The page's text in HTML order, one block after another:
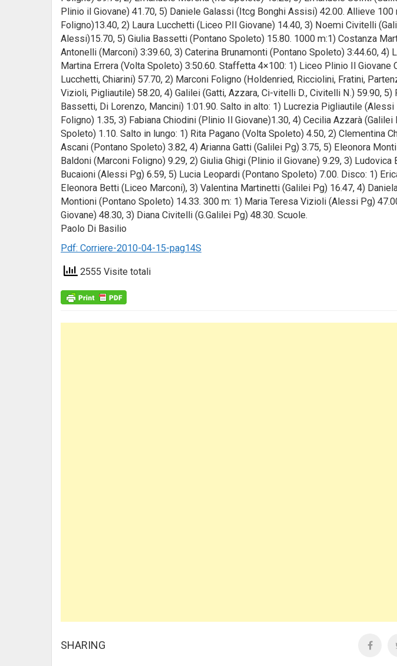
Plinio il Giovane) 41.70, 5) Daniele Galassi (Itcg Bonghi Assisi) 42.00. Allieve
Foligno)13.40, 2) Laura Lucchetti (Liceo P.Il Giovane) 14.40, 3) Noemi Civitelli
Alessi)15.70, 5) Giulia Bassetti (Pontano Spoleto) 15.80. 1000 m:1) Costanza
Antonelli (Marconi) 3:39.60, 3) Caterina Brunamonti (Pontano Spoleto) 3:44.60,
Martina Errera (Volta Spoleto) 3:50.60. Staffetta 4×100: 1) Liceo Plinio Il Giovane
Lucchetti, Chiarini) 57.70, 2) Marconi Foligno (Holdenried, Ricciolini, Fratini,
Vizioli, Pigliautile) 58.20, 4) Galilei (Gatti, Azzara, Ci-vitelli D., Civitelli N.) 59.90,
Bassetti, Di Lorenzo, Mancini) 1:01.90. Salto in alto: 1) Lucrezia Pigliautile
Foligno) 1.35, 3) Fabiana Chiodini (Plinio Il Giovane)1.30, 4) Cecilia Azzarà
Spoleto) 1.10. Salto in lungo: 1) Rita Pagano (Volta Spoleto) 4.50, 2) Clementina
Ascani (Pontano Spoleto) 3.82, 4) Arianna Gatti (Galilei Pg) 3.75, 5) Eleonora
Baldoni (Marconi Foligno) 9.29, 2) Giulia Ghigi (Plinio il Giovane) 9.29, 3) Ludovica
Bucaioni (Alessi Pg) 6.59, 5) Lucia Leopardi (Pontano Spoleto) 7.00. Disco: 1)
Eleonora Betti (Liceo Marconi), 3) Valentina Martinetti (Galilei Pg) 16.47, 4)
Montioni (Pontano Spoleto) 14.33. 300 m: 1) Maria Teresa Vizioli (Alessi Pg)
Giovane) 48.30, 3) Diana Civitelli (G.Galilei Pg) 48.30. Scuole.
Paolo Di Basilio
Pdf: Corriere-2010-04-15-pag14S
2555 Visite totali
SHARING